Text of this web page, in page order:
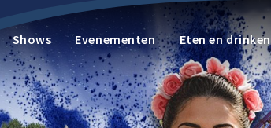
Shows Evenementen Eten en drinken